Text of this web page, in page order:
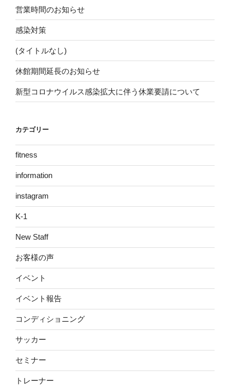
営業時間のお知らせ
感染対策
(タイトルなし)
休館期間延長のお知らせ
新型コロナウイルス感染拡大に伴う休業要請について
カテゴリー
fitness
information
instagram
K-1
New Staff
お客様の声
イベント
イベント報告
コンディショニング
サッカー
セミナー
トレーナー